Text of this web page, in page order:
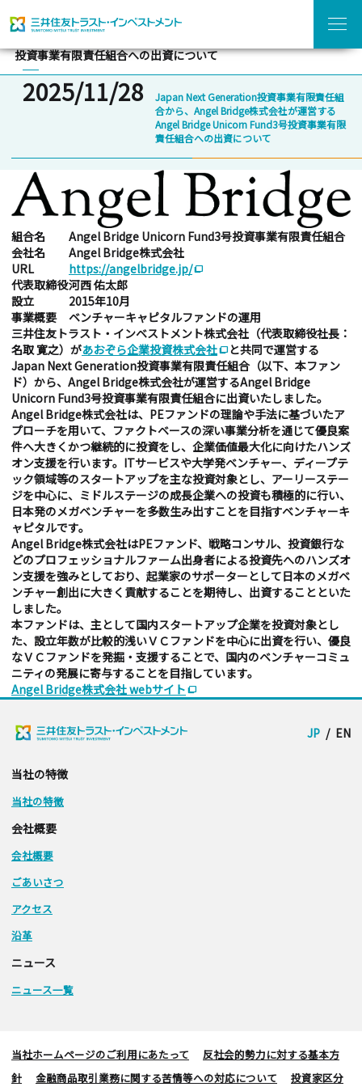
menu
homeホーム chevron_forwardニュース一覧chevron_forward
投資事業有限責任組合への出資について
2025/11/28
Japan Next Generation投資事業有限責任組
合から、Angel Bridge株式会社が運営する
Angel Bridge Unicorn Fund3号投資事業有限
責任組合への出資について
組合名
Angel Bridge Unicorn Fund3号投資事業有限責任組合
会社名
Angel Bridge株式会社
URL
https://angelbridge.jp/ad_group
代表取締役河西 佑太郎
設立
2015年10月
事業概要
ベンチャーキャピタルファンドの運用
三井住友トラスト・インベストメント株式会社（代表取締役社長：
名取 寛之）があおぞら企業投資株式会社ad_groupと共同で運営する
Japan Next Generation投資事業有限責任組合（以下、本ファン
ド）から、Angel Bridge株式会社が運営するAngel Bridge
Unicorn Fund3号投資事業有限責任組合に出資いたしました。
Angel Bridge株式会社は、PEファンドの理論や手法に基づいたア
プローチを用いて、ファクトベースの深い事業分析を通じて優良案
件へ大きくかつ継続的に投資をし、企業価値最大化に向けたハンズ
オン支援を行います。ITサービスや大学発ベンチャー、ディープテ
ック領域等のスタートアップを主な投資対象とし、アーリーステー
ジを中心に、ミドルステージの成長企業への投資も積極的に行い、
日本発のメガベンチャーを多数生み出すことを目指すベンチャーキ
ャピタルです。
Angel Bridge株式会社はPEファンド、戦略コンサル、投資銀行な
どのプロフェッショナルファーム出身者による投資先へのハンズオ
ン支援を強みとしており、起業家のサポーターとして日本のメガベ
ンチャー創出に大きく貢献することを期待し、出資することといた
しました。
本ファンドは、主として国内スタートアップ企業を投資対象とし
た、設立年数が比較的浅いＶＣファンドを中心に出資を行い、優良
なＶＣファンドを発掘・支援することで、国内のベンチャーコミュ
ニティの発展に寄与することを目指しています。
Angel Bridge株式会社 webサイトad_group
JP / EN
当社の特徴
当社の特徴
会社概要
会社概要
ごあいさつ
アクセス
沿革
ニュース
ニュース一覧
当社ホームページのご利用にあたって
反社会的勢力に対する基本方
針
金融商品取引業務に関する苦情等への対応について 投資家区分